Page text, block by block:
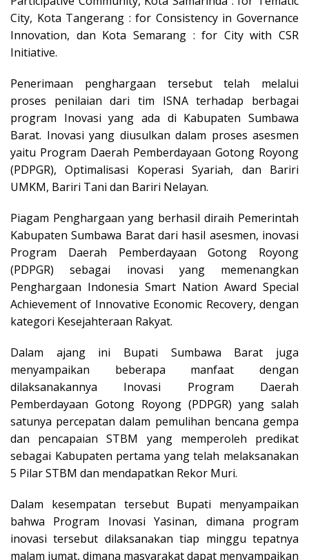
City, Kota Tangerang : for Consistency in Governance
Innovation, dan Kota Semarang : for City with CSR
Initiative.
Penerimaan penghargaan tersebut telah melalui
proses penilaian dari tim ISNA terhadap berbagai
program Inovasi yang ada di Kabupaten Sumbawa
Barat. Inovasi yang diusulkan dalam proses asesmen
yaitu Program Daerah Pemberdayaan Gotong Royong
(PDPGR), Optimalisasi Koperasi Syariah, dan Bariri
UMKM, Bariri Tani dan Bariri Nelayan.
Piagam Penghargaan yang berhasil diraih Pemerintah
Kabupaten Sumbawa Barat dari hasil asesmen, inovasi
Program Daerah Pemberdayaan Gotong Royong
(PDPGR) sebagai inovasi yang memenangkan
Penghargaan Indonesia Smart Nation Award Special
Achievement of Innovative Economic Recovery, dengan
kategori Kesejahteraan Rakyat.
Dalam ajang ini Bupati Sumbawa Barat juga
menyampaikan beberapa manfaat dengan
dilaksanakannya Inovasi Program Daerah
Pemberdayaan Gotong Royong (PDPGR) yang salah
satunya percepatan dalam pemulihan bencana gempa
dan pencapaian STBM yang memperoleh predikat
sebagai Kabupaten pertama yang telah melaksanakan
5 Pilar STBM dan mendapatkan Rekor Muri.
Dalam kesempatan tersebut Bupati menyampaikan
bahwa Program Inovasi Yasinan, dimana program
inovasi tersebut dilaksanakan tiap minggu tepatnya
malam jumat, dimana masyarakat dapat menyampaikan